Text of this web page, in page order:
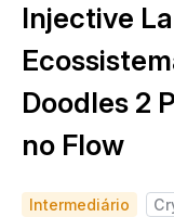
Injective
Doodles 2
no Flow
Intermediário